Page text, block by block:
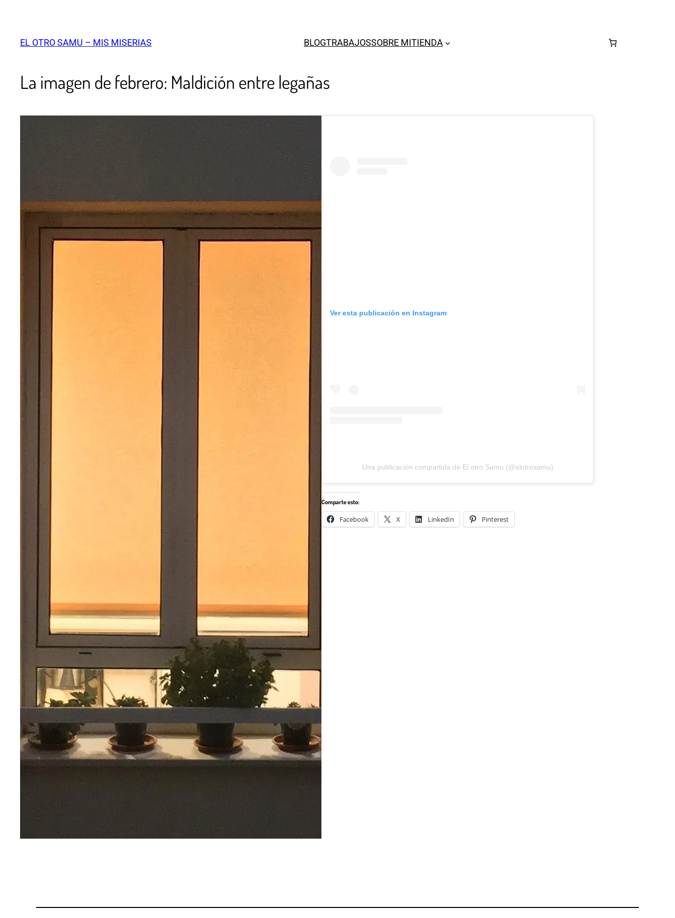
EL OTRO SAMU – MIS MISERIAS BLOGTRABAJOSSOBRE MITIENDA
La imagen de febrero: Maldición entre legañas
Ver esta publicación en Instagram
Una publicación compartida de El otro Samu (@elotrosamu)
Comparte esto:
Facebook X LinkedIn Pinterest